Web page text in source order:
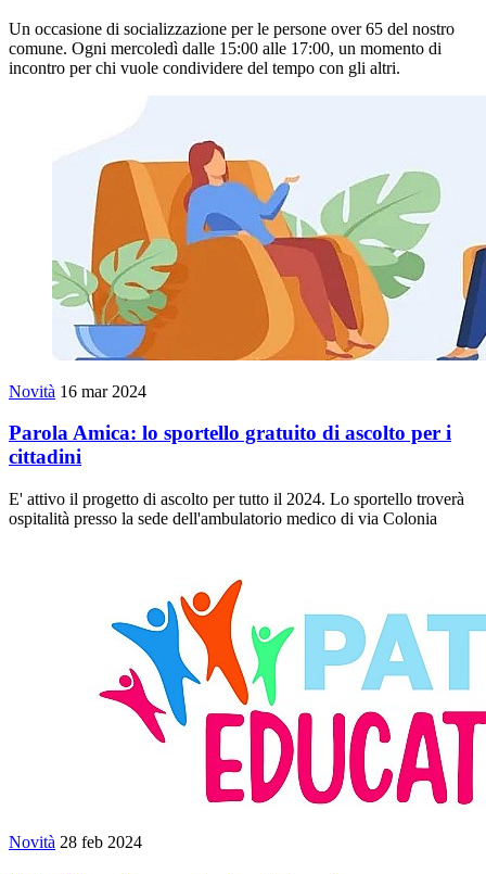
Un occasione di socializzazione per le persone over 65 del nostro
comune. Ogni mercoledì dalle 15:00 alle 17:00, un momento di
incontro per chi vuole condividere del tempo con gli altri.
Novità 16 mar 2024
Parola Amica: lo sportello gratuito di ascolto per i
cittadini
E' attivo il progetto di ascolto per tutto il 2024. Lo sportello troverà
ospitalità presso la sede dell'ambulatorio medico di via Colonia
Novità 28 feb 2024